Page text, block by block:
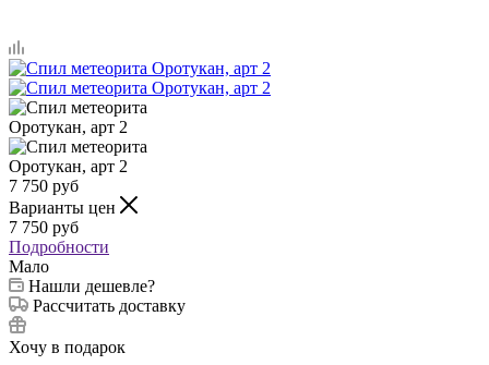
7 750 руб
Варианты цен
7 750 руб
Подробности
Мало
Нашли дешевле?
Рассчитать доставку
Хочу в подарок